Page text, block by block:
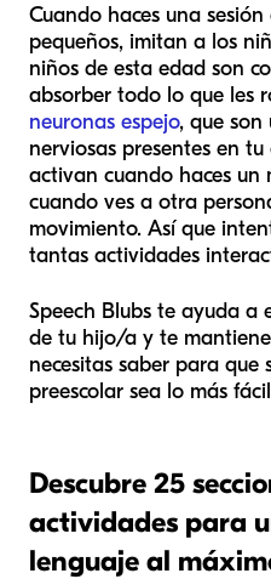
Cuando haces una
pequeños, imitan a los
niños de esta edad son
absorber todo lo que les
neuronas espejo, que son
nerviosas presentes en
activan cuando haces un
cuando ves a otra
movimiento. Así que
tantas actividades
Speech Blubs te ayuda a
de tu hijo/a y te
necesitas saber para que
preescolar sea lo más
Descubre 25
actividades para
lenguaje al